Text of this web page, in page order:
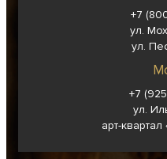
+7
ул.
ул.
+7
ул.
арт-